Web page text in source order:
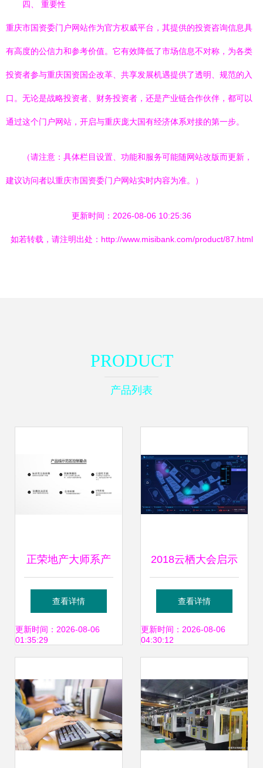
四、 重要性
重庆市国资委门户网站作为官方权威平台，其提供的投资咨询信息具
有高度的公信力和参考价值。它有效降低了市场信息不对称，为各类
投资者参与重庆国资国企改革、共享发展机遇提供了透明、规范的入
口。无论是战略投资者、财务投资者，还是产业链合作伙伴，都可以
通过这个门户网站，开启与重庆庞大国有经济体系对接的第一步。
（请注意：具体栏目设置、功能和服务可能随网站改版而更新，
建议访问者以重庆市国资委门户网站实时内容为准。）
更新时间：2026-08-06 10:25:36
如若转载，请注明出处：http://www.misibank.com/product/87.html
PRODUCT
产品列表
正荣地产大师系产
品设计要点控制手
册——投资管理视
查看详情
更新时间：2026-08-06
01:35:29
2018云栖大会启示
马云与锐捷的“新制
造”之辨——资产管
学
查看详情
更新时间：2026-08-06
04:30:12